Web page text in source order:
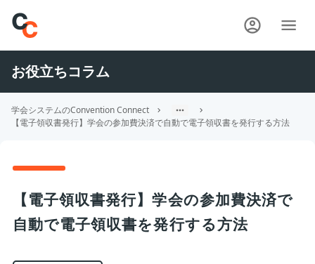
お役立ちコラム
学会システムのConvention Connect
【電子領収書発行】学会の参加費決済で自動で電子領収書を発行する方法
【電子領収書発行】学会の参加費決済で
自動で電子領収書を発行する方法